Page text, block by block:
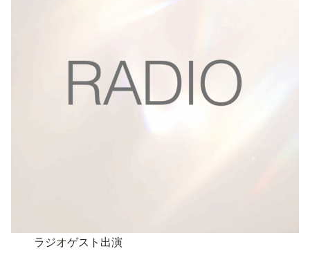
ラジオゲスト出演